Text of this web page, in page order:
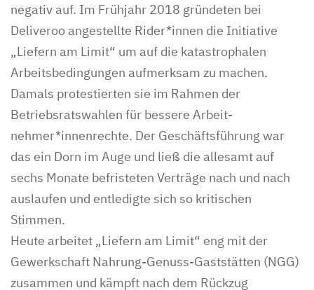
negativ auf. Im Frühjahr 2018 gründeten bei
Deliveroo angestellte Rider*innen die Initiative
„Liefern am Limit“ um auf die katastrophalen
Arbeitsbedingungen aufmerksam zu machen.
Damals protestierten sie im Rahmen der
Betriebsratswahlen für bessere Arbeit­
nehmer*innenrechte. Der Geschäftsführung war
das ein Dorn im Auge und ließ die allesamt auf
sechs Monate befristeten Verträge nach und nach
auslaufen und entledigte sich so kritischen
Stimmen.
Heute arbeitet „Liefern am Limit“ eng mit der
Gewerkschaft Nahrung-Genuss-Gaststätten (NGG)
zusammen und kämpft nach dem Rückzug